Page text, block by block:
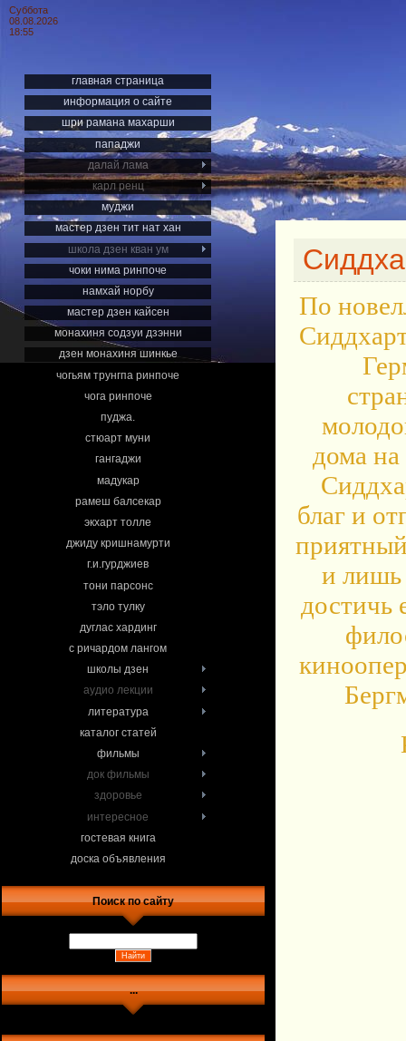
Суббота
08.08.2026
18:55
главная страница
информация о сайте
шри рамана махарши
пападжи
далай лама
карл ренц
муджи
мастер дзен тит нат хан
школа дзен кван ум
чоки нима ринпоче
намхай норбу
мастер дзен кайсен
монахиня содзуи дзэнни
дзен монахиня шинкье
чогьям трунгпа ринпоче
чога ринпоче
пуджа.
стюарт муни
гангаджи
мадукар
рамеш балсекар
экхарт толле
джиду кришнамурти
г.и.гурджиев
тони парсонс
тэло тулку
дуглас хардинг
с ричардом лангом
школы дзен
аудио лекции
литература
каталог статей
фильмы
док фильмы
здоровье
интересное
гостевая книга
доска объявления
Поиск по сайту
...
По
дома
благ и
и лишь
достичь